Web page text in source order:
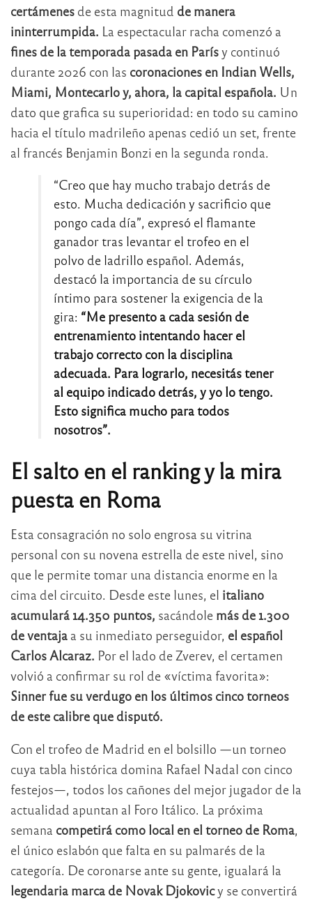
certámenes de esta magnitud de manera
ininterrumpida. La espectacular racha comenzó a
fines de la temporada pasada en Parísy continuó
durante 2026 con las coronaciones en Indian Wells,
Miami, Montecarlo y, ahora, la capital española. Un
dato que grafica su superioridad: en todo su camino
hacia el título madrileño apenas cedió un set, frente
al francés Benjamin Bonzi en la segunda ronda.
“Creo que hay mucho trabajo detrás de
esto. Mucha dedicación y sacrificio que
pongo cada día”, expresó el flamante
ganador tras levantar el trofeo en el
polvo de ladrillo español. Además,
destacó la importancia de su círculo
íntimo para sostener la exigencia de la
gira: “Me presento a cada sesión de
entrenamiento intentando hacer el
trabajo correcto con la disciplina
adecuada. Para lograrlo, necesitás tener
al equipo indicado detrás, y yo lo tengo.
Esto significa mucho para todos
nosotros”.
El salto en el ranking y la mira
puesta en Roma
Esta consagración no solo engrosa su vitrina
personal con su novena estrella de este nivel, sino
que le permite tomar una distancia enorme en la
cima del circuito. Desde este lunes, el italiano
acumulará 14.350 puntos, sacándole más de 1.300
de ventaja a su inmediato perseguidor, el español
Carlos Alcaraz. Por el lado de Zverev, el certamen
volvió a confirmar su rol de «víctima favorita»:
Sinner fue su verdugo en los últimos cinco torneos
de este calibre que disputó.
Con el trofeo de Madrid en el bolsillo —un torneo
cuya tabla histórica domina Rafael Nadal con cinco
festejos—, todos los cañones del mejor jugador de la
actualidad apuntan al Foro Itálico. La próxima
semana competirá como local en el torneo de Roma,
el único eslabón que falta en su palmarés de la
categoría. De coronarse ante su gente, igualará la
legendaria marca de Novak Djokovicy se convertirá